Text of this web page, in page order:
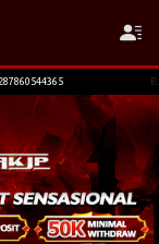
member yg terkendala